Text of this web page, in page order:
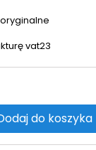
vat23
do koszyka